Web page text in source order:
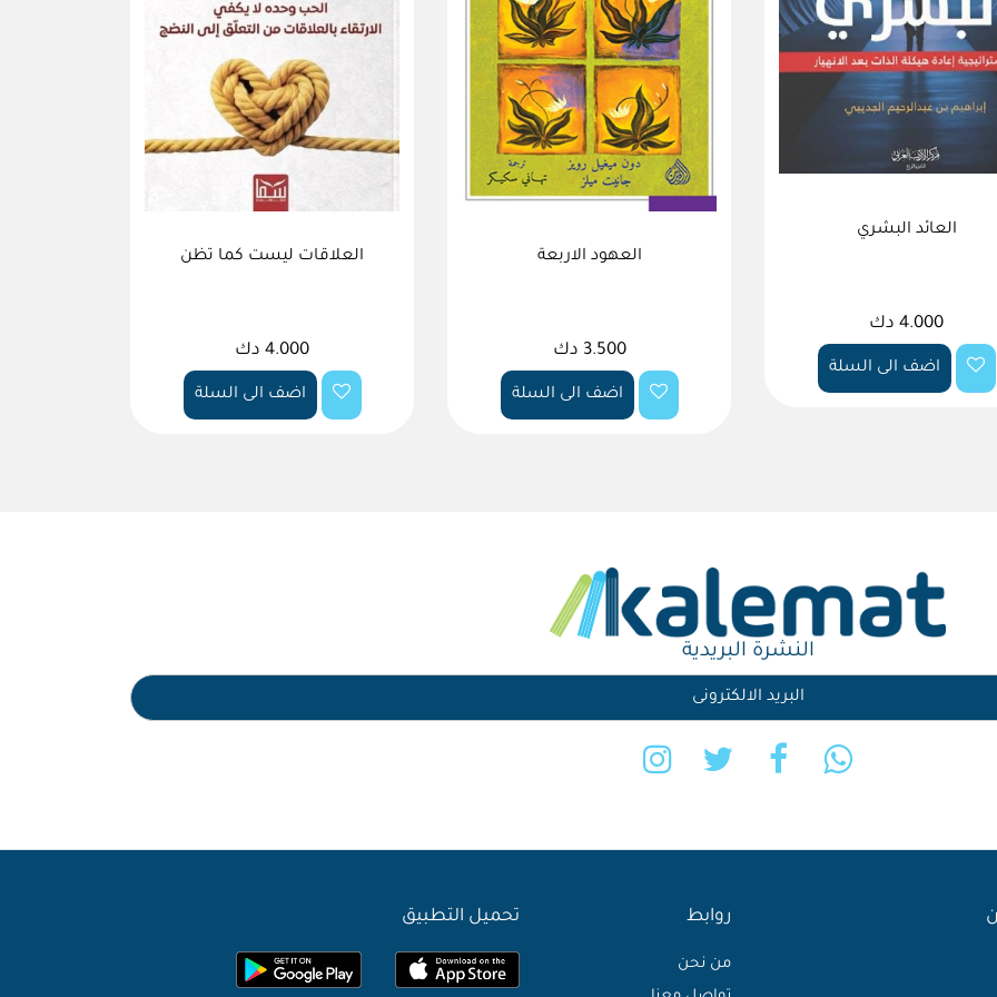
العلاقات ليست كما تظن
4.000 دك
اضف الى السلة
العهود الاربعة
3.500 دك
اضف الى السلة
العائد البشري
4.000 دك
اضف الى السلة
النشرة البريدية
روابط
من نحن
تحميل التطبيق